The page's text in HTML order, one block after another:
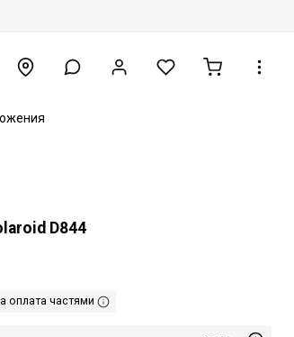
D844
оплата частями